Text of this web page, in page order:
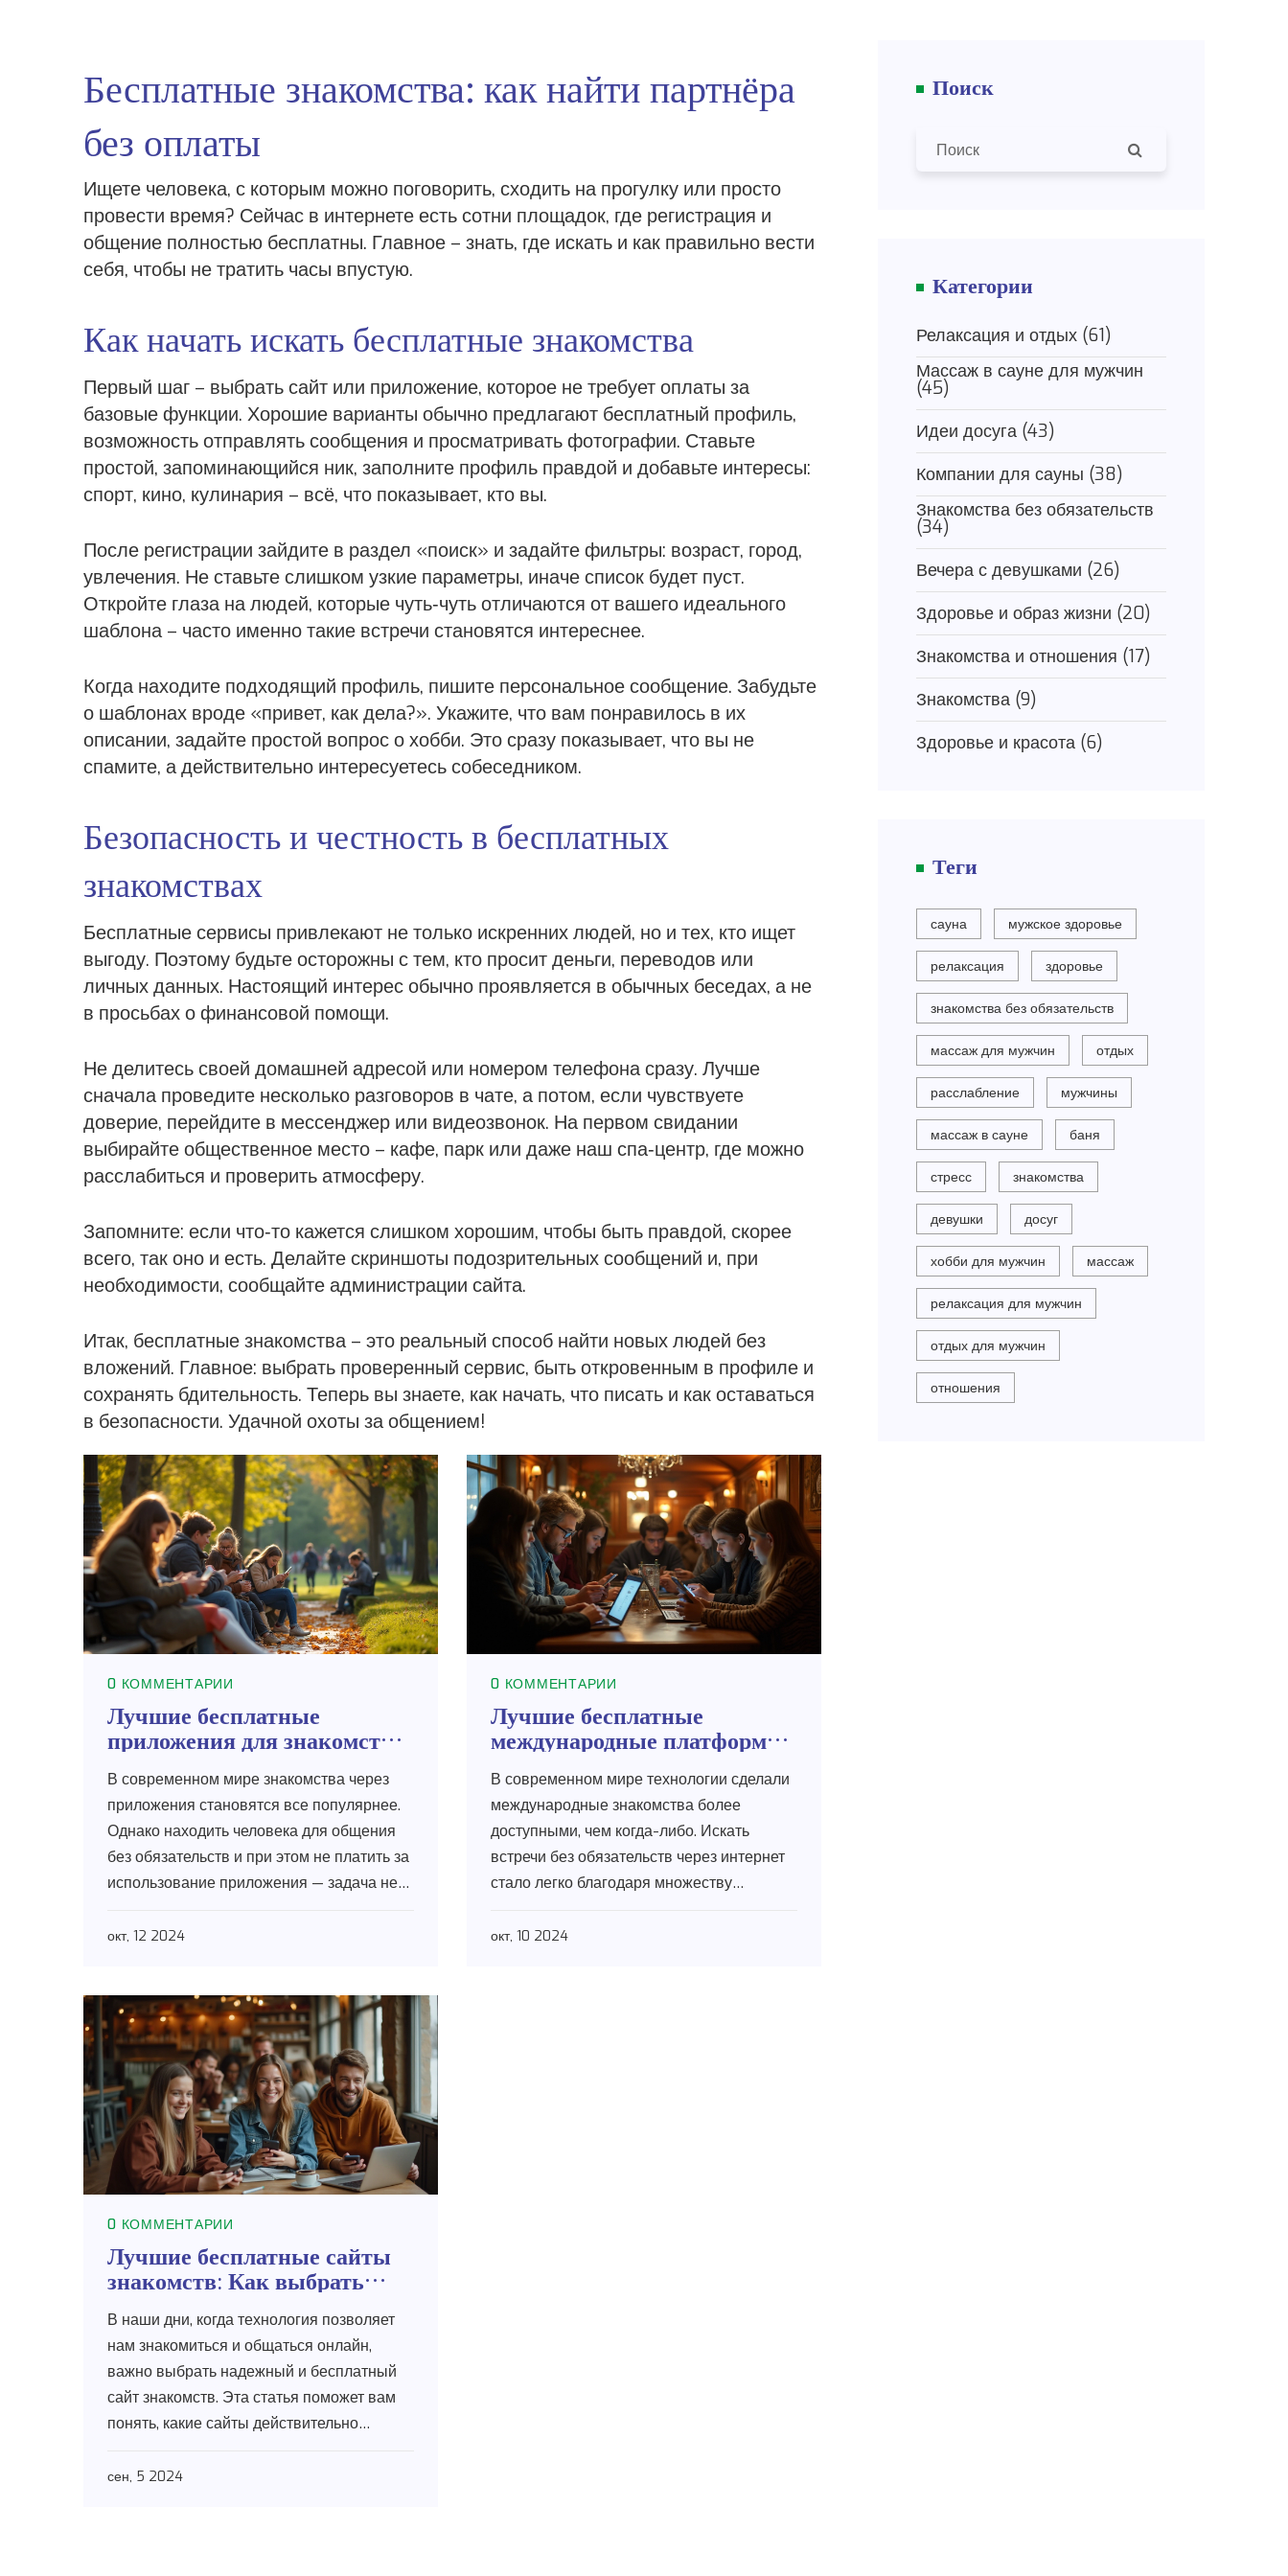
Бесплатные знакомства: как найти партнёра
без оплаты
Ищете человека, с которым можно поговорить, сходить на прогулку или просто
провести время? Сейчас в интернете есть сотни площадок, где регистрация и
общение полностью бесплатны. Главное – знать, где искать и как правильно вести
себя, чтобы не тратить часы впустую.
Как начать искать бесплатные знакомства
Первый шаг – выбрать сайт или приложение, которое не требует оплаты за
базовые функции. Хорошие варианты обычно предлагают бесплатный профиль,
возможность отправлять сообщения и просматривать фотографии. Ставьте
простой, запоминающийся ник, заполните профиль правдой и добавьте интересы:
спорт, кино, кулинария – всё, что показывает, кто вы.
После регистрации зайдите в раздел «поиск» и задайте фильтры: возраст, город,
увлечения. Не ставьте слишком узкие параметры, иначе список будет пуст.
Откройте глаза на людей, которые чуть‑чуть отличаются от вашего идеального
шаблона – часто именно такие встречи становятся интереснее.
Когда находите подходящий профиль, пишите персональное сообщение. Забудьте
о шаблонах вроде «привет, как дела?». Укажите, что вам понравилось в их
описании, задайте простой вопрос о хобби. Это сразу показывает, что вы не
спамите, а действительно интересуетесь собеседником.
Безопасность и честность в бесплатных
знакомствах
Бесплатные сервисы привлекают не только искренних людей, но и тех, кто ищет
выгоду. Поэтому будьте осторожны с тем, кто просит деньги, переводов или
личных данных. Настоящий интерес обычно проявляется в обычных беседах, а не
в просьбах о финансовой помощи.
Не делитесь своей домашней адресой или номером телефона сразу. Лучше
сначала проведите несколько разговоров в чате, а потом, если чувствуете
доверие, перейдите в мессенджер или видеозвонок. На первом свидании
выбирайте общественное место – кафе, парк или даже наш спа‑центр, где можно
расслабиться и проверить атмосферу.
Запомните: если что‑то кажется слишком хорошим, чтобы быть правдой, скорее
всего, так оно и есть. Делайте скриншоты подозрительных сообщений и, при
необходимости, сообщайте администрации сайта.
Итак, бесплатные знакомства – это реальный способ найти новых людей без
вложений. Главное: выбрать проверенный сервис, быть откровенным в профиле и
сохранять бдительность. Теперь вы знаете, как начать, что писать и как оставаться
в безопасности. Удачной охоты за общением!
0 КОММЕНТАРИИ
Лучшие бесплатные
приложения для знакомств
без обязательств
В современном мире знакомства через
приложения становятся все популярнее.
Однако находить человека для общения
без обязательств и при этом не платить за
использование приложения — задача не
самые популярные бесплатные
стоит учитывать пользователям. Осветим
нюансы каждого приложения и дадим
несколько советов, как максимально
эффективно ими пользоваться.
окт, 12 2024
0 КОММЕНТАРИИ
Лучшие бесплатные
международные платформы
знакомств
В современном мире технологии сделали
международные знакомства более
доступными, чем когда-либо. Искать
встречи без обязательств через интернет
стало легко благодаря множеству
безопасные способы общения. Интересно
окт, 10 2024
0 КОММЕНТАРИИ
Лучшие бесплатные сайты
знакомств: Как выбрать
надежный вариант
В наши дни, когда технология позволяет
нам знакомиться и общаться онлайн,
важно выбрать надежный и бесплатный
сайт знакомств. Эта статья поможет вам
понять, какие сайты действительно
партнера.
сен, 5 2024
Поиск
Категории
Релаксация и отдых (61)
Массаж в сауне для мужчин
(45)
Идеи досуга (43)
Компании для сауны (38)
Знакомства без обязательств
(34)
Вечера с девушками (26)
Здоровье и образ жизни (20)
Знакомства и отношения (17)
Знакомства (9)
Здоровье и красота (6)
Теги
сауна мужское здоровье
релаксация здоровье
знакомства без обязательств
массаж для мужчин отдых
расслабление мужчины
массаж в сауне баня
стресс знакомства
девушки досуг
хобби для мужчин массаж
релаксация для мужчин
отдых для мужчин
отношения